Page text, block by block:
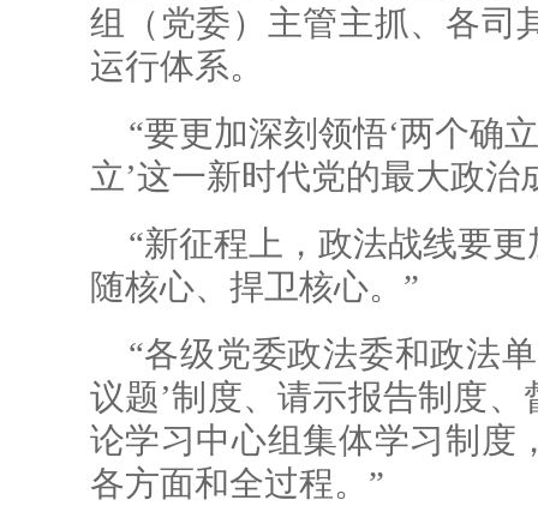
组（党委）主管主抓、各司
运行体系。
“要更加深刻领悟‘两个确
立’这一新时代党的最大政治
“新征程上，政法战线要
随核心、捍卫核心。”
“各级党委政法委和政法
议题’制度、请示报告制度
论学习中心组集体学习制度
各方面和全过程。”